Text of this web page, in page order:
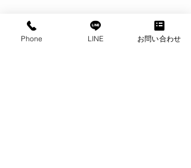
Phone LINE お問い合わせ